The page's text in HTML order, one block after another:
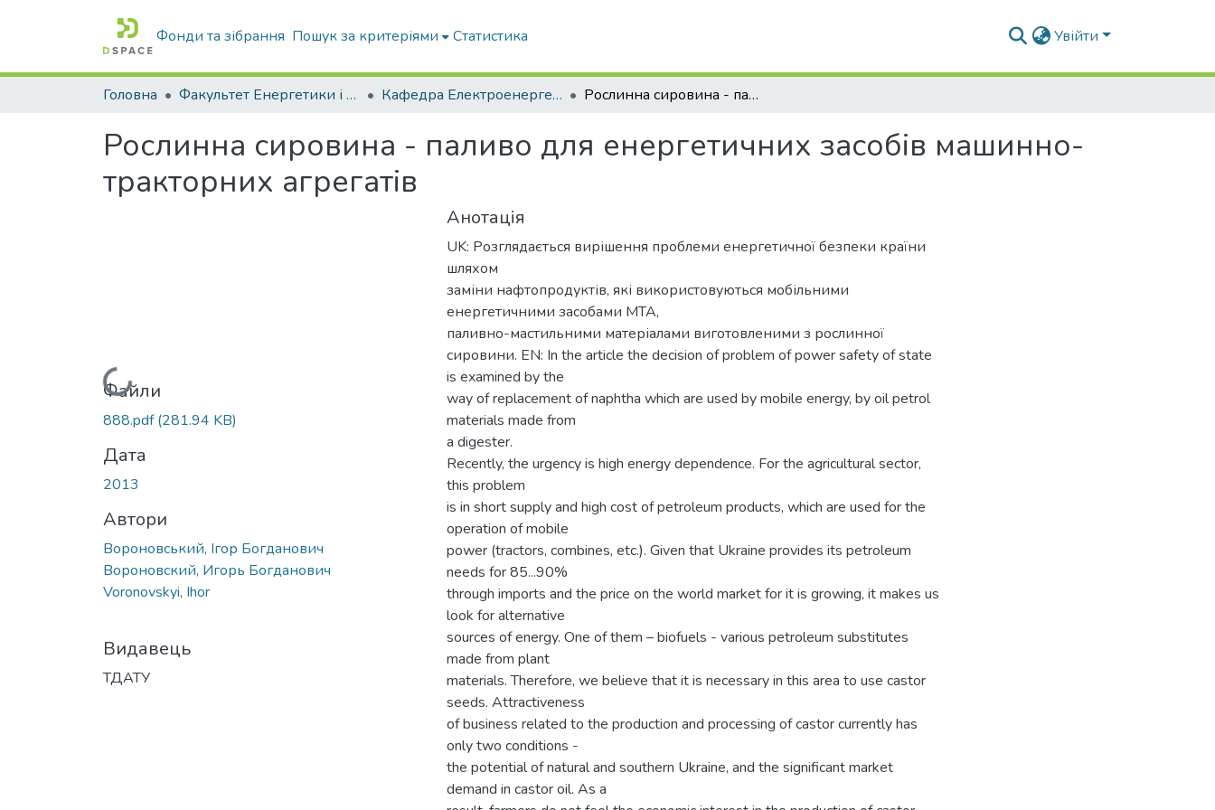
Фонди та зібрання Пошук за критеріями Статистика Увійти
Головна Факультет Енергетики і комп'ютерних технологій Кафедра Електроенергетики і електротехнологій Рослинна сировина - паливо для енергетичних засобів машинно-тракторних агрегатів
Рослинна сировина - паливо для енергетичних засобів машинно-
тракторних агрегатів
Вантажиться...
Файли
888.pdf(281.94 KB)
Дата
2013
Автори
Вороновський, Ігор Богданович
Вороновский, Игорь Богданович
Voronovskyi, Ihor
Видавець
ТДАТУ
Анотація
UK: Розглядається вирішення проблеми енергетичної безпеки країни
шляхом
заміни нафтопродуктів, які використовуються мобільними
енергетичними засобами МТА,
паливно-мастильними матеріалами виготовленими з рослинної
сировини. EN: In the article the decision of problem of power safety of state
is examined by the
way of replacement of naphtha which are used by mobile energy, by oil petrol
materials made from
a digester.
Recently, the urgency is high energy dependence. For the agricultural sector,
this problem
is in short supply and high cost of petroleum products, which are used for the
operation of mobile
power (tractors, combines, etc.). Given that Ukraine provides its petroleum
needs for 85...90%
through imports and the price on the world market for it is growing, it makes us
look for alternative
sources of energy. One of them – biofuels - various petroleum substitutes
made from plant
materials. Therefore, we believe that it is necessary in this area to use castor
seeds. Attractiveness
of business related to the production and processing of castor currently has
only two conditions -
the potential of natural and southern Ukraine, and the significant market
demand in castor oil. As a